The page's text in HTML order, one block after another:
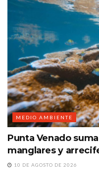
MEDIO AMBIENTE
Punta Venado
manglares y
10 DE AGOSTO DE 2026